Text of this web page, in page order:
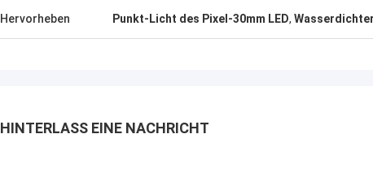
Hervorheben Punkt-Licht des Pixel-30mm LED,
HINTERLASS EINE NACHRICHT